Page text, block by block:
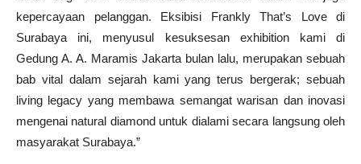
kepercayaan pelanggan. Eksibisi Frankly That’s Love di
Surabaya ini, menyusul kesuksesan exhibition kami di
Gedung A. A. Maramis Jakarta bulan lalu, merupakan sebuah
bab vital dalam sejarah kami yang terus bergerak; sebuah
living legacy yang membawa semangat warisan dan inovasi
mengenai natural diamond untuk dialami secara langsung oleh
masyarakat Surabaya.”